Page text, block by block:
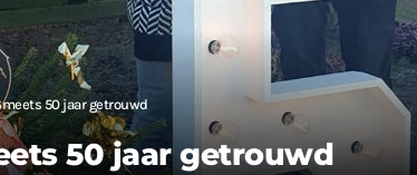
50 jaar getrouwd
50 jaar getrouwd